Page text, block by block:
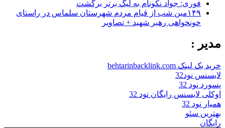
فوری: جواد نکونام به لیگ برتر برگشت
۱۴۹مین شب از قیام مردم شهرستان سلماس در راستای
خونخواهی رهبر شهید + تصاویر
مدیر :
خرید بک لینک behtarinbacklink.com
لایسنس نود32
پسورد نود 32
اوکلی لایسنس رایگان نود 32
همیار نود 32
بهترین سئو
رایگان